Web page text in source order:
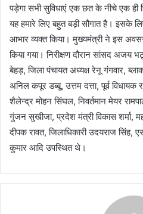
पड़ेगा सभी सुविधाएं एक छत के नीचे एक ही
यह हमारे लिए बहुत बड़ी सौगात है। इसके
आभार व्यक्त किया। मुख्यमंत्री ने इस अवसर
किया गया। निरीक्षण दौरान सांसद अजय
बेहड़, जिला पंचायत अध्यक्ष रेनू गंगवार,
अनिल कपूर डब्बू, उत्तम दत्ता, पूर्व
शैलेन्द्र मोहन सिंघल, निवर्तमान मेयर
गुंजन सुखीजा, प्रदेश मंत्री विकास शर्मा,
दीपक रावत, जिलाधिकारी उदयराज सिंह,
कुमार आदि उपस्थित थे।